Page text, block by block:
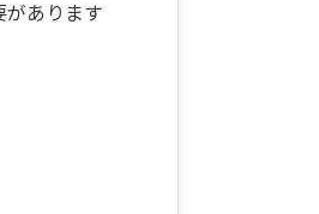
があります